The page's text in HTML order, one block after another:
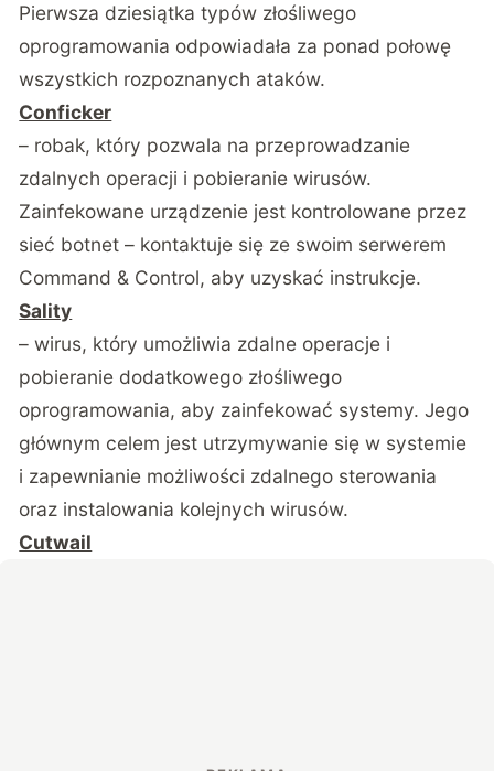
Pierwsza dziesiątka typów złośliwego
oprogramowania odpowiadała za ponad połowę
wszystkich rozpoznanych ataków.
Conficker
– robak, który pozwala na przeprowadzanie
zdalnych operacji i pobieranie wirusów.
Zainfekowane urządzenie jest kontrolowane przez
sieć botnet – kontaktuje się ze swoim serwerem
Command & Control, aby uzyskać instrukcje.
Sality
– wirus, który umożliwia zdalne operacje i
pobieranie dodatkowego złośliwego
oprogramowania, aby zainfekować systemy. Jego
głównym celem jest utrzymywanie się w systemie
i zapewnianie możliwości zdalnego sterowania
oraz instalowania kolejnych wirusów.
Cutwail